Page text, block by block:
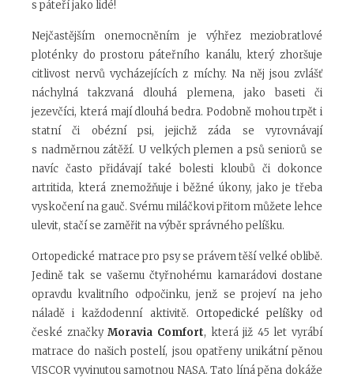
s páteří jako lidé!
Nejčastějším onemocněním je výhřez meziobratlové
ploténky do prostoru páteřního kanálu, který zhoršuje
citlivost nervů vycházejících z míchy. Na něj jsou zvlášť
náchylná takzvaná dlouhá plemena, jako baseti či
jezevčíci, která mají dlouhá bedra. Podobně mohou trpět i
statní či obézní psi, jejichž záda se vyrovnávají
s nadměrnou zátěží. U velkých plemen a psů seniorů se
navíc často přidávají také bolesti kloubů či dokonce
artritida, která znemožňuje i běžné úkony, jako je třeba
vyskočení na gauč. Svému miláčkovi přitom můžete lehce
ulevit, stačí se zaměřit na výběr správného pelíšku.
Ortopedické matrace pro psy se právem těší velké oblibě.
Jedině tak se vašemu čtyřnohému kamarádovi dostane
opravdu kvalitního odpočinku, jenž se projeví na jeho
náladě i každodenní aktivitě. Ortopedické pelíškyod
české značkyMoravia Comfort, která již 45 let vyrábí
matrace do našich postelí, jsou opatřeny unikátní pěnou
VISCOR vyvinutou samotnou NASA. Tato líná pěna dokáže